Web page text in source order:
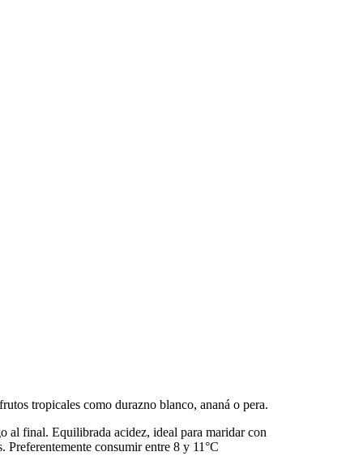
tropicales como durazno blanco, ananá o pera.
al final. Equilibrada acidez, ideal para maridar con
Preferentemente consumir entre 8 y 11°C